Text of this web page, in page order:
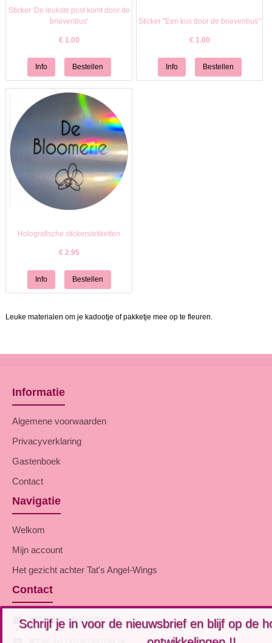
Sticker 'De leukste post komt door de
brievenbus'
€ 1.00
Sticker "Een kus door de brievenbus"
€ 1.00
Holografische stickers/etiketten
€ 2.95
Leuke materialen om je kadootje of pakketje mee op te fleuren.
Schrijf je in voor de nieuwsbrief en blijf op de
Informatie
Algemene voorwaarden
Privacyverklaring
Gastenboek
Contact
Navigatie
Welkom
Mijn account
Het gezicht achter Tat's Angel-Wings
Contact
info@tatsangelwings.nl